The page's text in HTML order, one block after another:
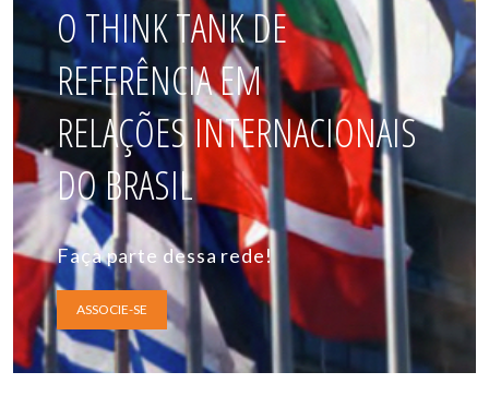
O THINK TANK DE
REFERÊNCIA EM
RELAÇÕES INTERNACIONAIS
DO BRASIL
Faça parte dessa rede!
ASSOCIE-SE